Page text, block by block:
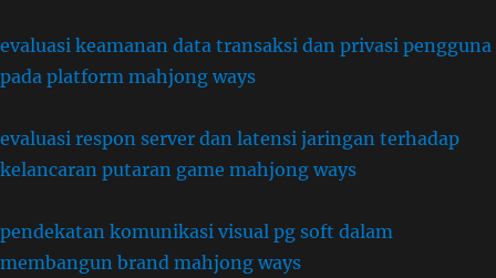
evaluasi keamanan data transaksi dan privasi pengguna
pada platform mahjong ways
evaluasi respon server dan latensi jaringan terhadap
kelancaran putaran game mahjong ways
pendekatan komunikasi visual pg soft dalam
membangun brand mahjong ways